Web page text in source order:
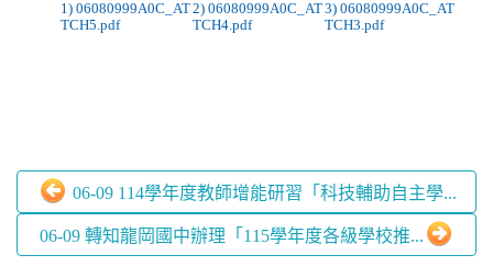
1) 06080999A0C_AT
TCH5.pdf
2) 06080999A0C_AT
TCH4.pdf
3) 06080999A0C_AT
TCH3.pdf
06-09 114學年度教師增能研習「科技輔助自主學...
06-09 轉知龍岡國中辦理「115學年度各級學校推...